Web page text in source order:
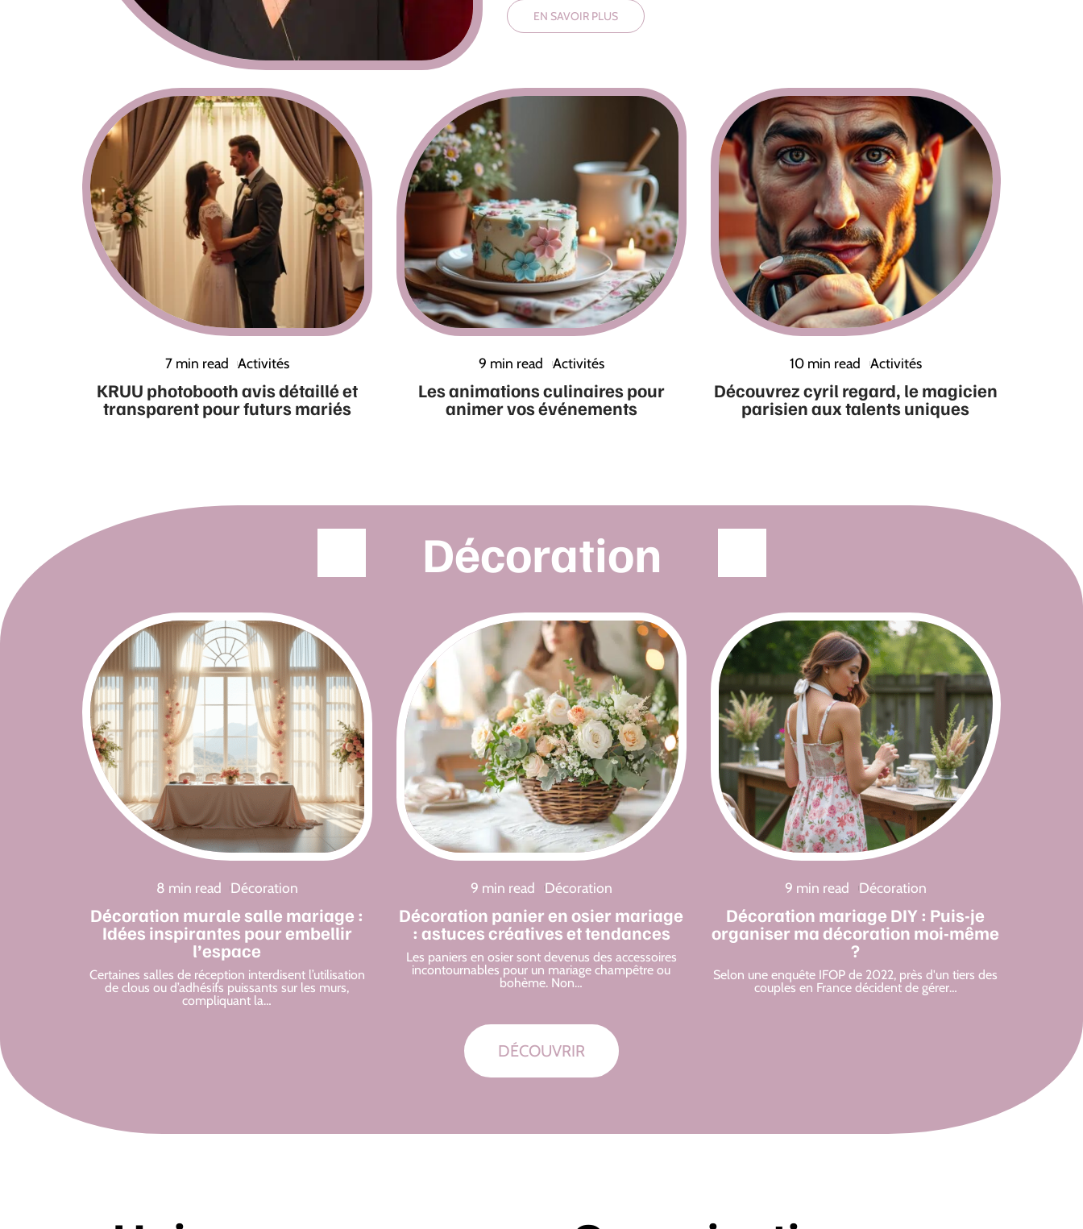
EN SAVOIR PLUS
7 min read Activités
KRUU photobooth avis détaillé et
transparent pour futurs mariés
9 min read Activités
Les animations culinaires pour
animer vos événements
10 min read Activités
Découvrez cyril regard, le magicien
parisien aux talents uniques
Décoration
8 min read Décoration
Décoration murale salle mariage :
Idées inspirantes pour embellir
l’espace
Certaines salles de réception interdisent l’utilisation
de clous ou d’adhésifs puissants sur les murs,
compliquant la…
9 min read Décoration
Décoration panier en osier mariage
: astuces créatives et tendances
Les paniers en osier sont devenus des accessoires
incontournables pour un mariage champêtre ou
bohème. Non…
9 min read Décoration
Décoration mariage DIY : Puis-je
organiser ma décoration moi-même
?
Selon une enquête IFOP de 2022, près d'un tiers des
couples en France décident de gérer…
DÉCOUVRIR